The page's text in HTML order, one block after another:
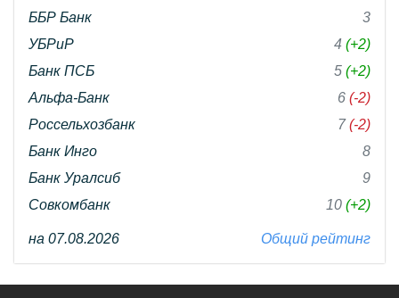
ББР Банк
3
УБРиР
4 (+2)
Банк ПСБ
5 (+2)
Альфа-Банк
6 (-2)
Россельхозбанк
7(-2)
Банк Инго
8
Банк Уралсиб
9
Совкомбанк
10 (+2)
на 07.08.2026 Общий рейтинг